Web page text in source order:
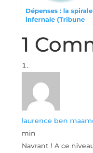
Dépenses : la spirale
infernale (Tribune
1
laurence ben
min
Navrant ! A ce